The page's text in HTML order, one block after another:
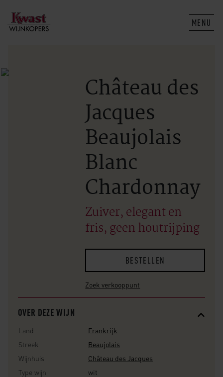
MENU
Château des
Jacques
Beaujolais
Blanc
Chardonnay
Zuiver, elegant en
fris, geen houtrijping
BESTELLEN
Zoek verkooppunt
OVER DEZE WIJN
Land
Frankrijk
Streek
Beaujolais
Wijnhuis
Château des Jacques
Type wijn
wit